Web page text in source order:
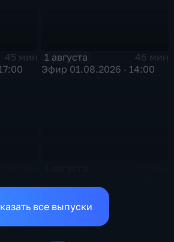
45 мин
1 августа
46 мин
Эфир 01.08.2026 · 14:00
все выпуски